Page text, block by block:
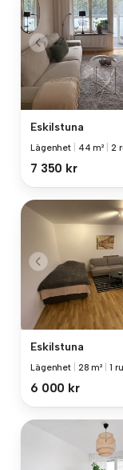
Eskilstuna
Lägenhet 44 m² 2
7 350 kr
Eskilstuna
Lägenhet 28 m² 1
6 000 kr